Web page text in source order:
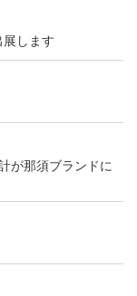
展します
が那須ブランドに